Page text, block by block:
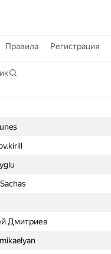
Правила Регистрация
Дмитриев